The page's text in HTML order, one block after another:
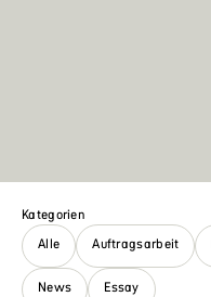
Kategorien
Alle
Auftragsarbeit
News Essay